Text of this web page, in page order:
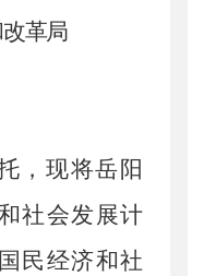
革局
，现将岳阳
社会发展计
民经济和社